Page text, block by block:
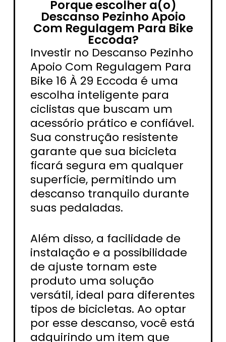
Porque escolher a(o)
Descanso Pezinho Apoio
Com Regulagem Para Bike
Eccoda?
Investir no Descanso Pezinho
Apoio Com Regulagem Para
Bike 16 À 29 Eccoda é uma
escolha inteligente para
ciclistas que buscam um
acessório prático e confiável.
Sua construção resistente
garante que sua bicicleta
ficará segura em qualquer
superfície, permitindo um
descanso tranquilo durante
suas pedaladas.
Além disso, a facilidade de
instalação e a possibilidade
de ajuste tornam este
produto uma solução
versátil, ideal para diferentes
tipos de bicicletas. Ao optar
por esse descanso, você está
adquirindo um item que